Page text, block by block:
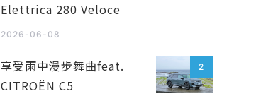
Elettrica 280 Veloce
2026-06-08
2
享受雨中漫步舞曲feat.
CITROËN C5